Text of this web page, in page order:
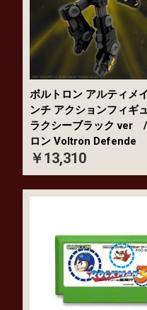
ボルトロン アルティメ
ンチ アクションフィギ
ラクシーブラック ver /
ロン Voltron Defende
￥13,310